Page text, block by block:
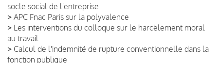
socle social de l'entreprise
> APC Fnac Paris sur la polyvalence
> Les interventions du colloque sur le harcèlement moral
au travail
> Calcul de l'indemnité de rupture conventionnelle dans la
fonction publique